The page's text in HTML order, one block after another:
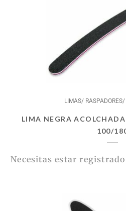
LIMAS/
LIMA NEGRA
100/
Necesitas estar